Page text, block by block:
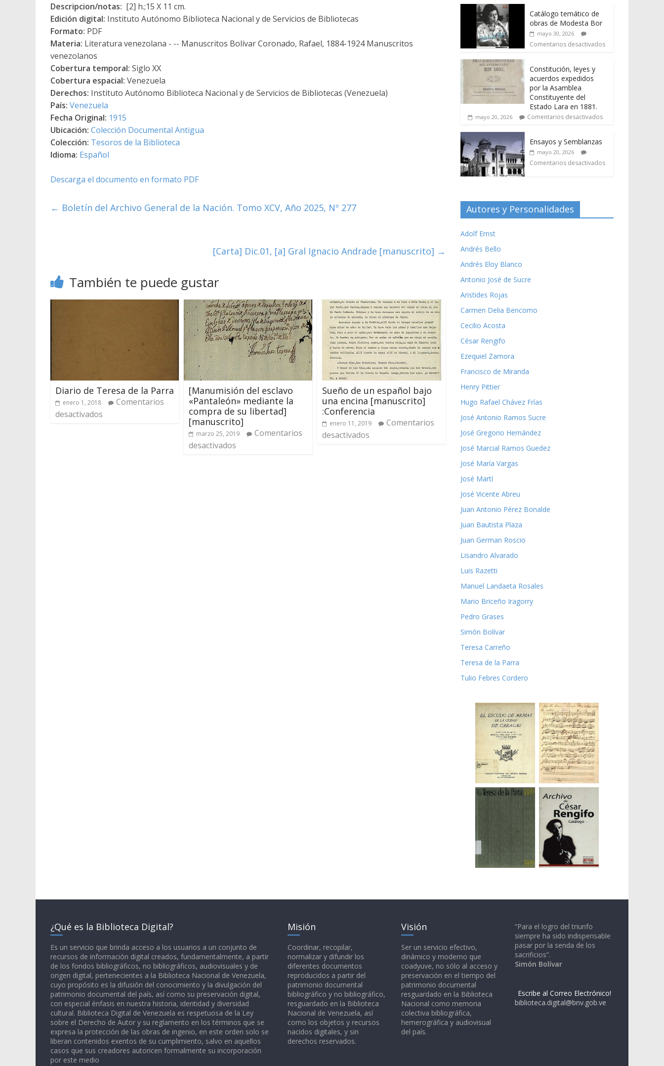
Descripcion/notas: [2] h.;15 X 11 cm.
Edición digital: Instituto Autónomo Biblioteca Nacional y de Servicios de Bibliotecas
Formato: PDF
Materia: Literatura venezolana - -- Manuscritos Bolívar Coronado, Rafael, 1884-1924 Manuscritos
venezolanos
Cobertura temporal: Siglo XX
Cobertura espacial: Venezuela
Derechos: Instituto Autónomo Biblioteca Nacional y de Servicios de Bibliotecas (Venezuela)
País: Venezuela
Fecha Original: 1915
Ubicación: Colección Documental Antigua
Colección: Tesoros de la Biblioteca
Idioma: Español
Descarga el documento en formato PDF
← Boletín del Archivo General de la Nación. Tomo XCV, Año 2025, Nº 277
[Carta] Dic.01, [a] Gral Ignacio Andrade [manuscrito] →
También te puede gustar
Diario de Teresa de la Parra
enero 1, 2018
Comentarios
desactivados
[Manumisión del esclavo
«Pantaleón» mediante la
compra de su libertad]
[manuscrito]
marzo 25, 2019
Comentarios
desactivados
Sueño de un español bajo
una encina [manuscrito]
:Conferencia
enero 11, 2019
Comentarios
desactivados
Catálogo temático de
obras de Modesta Bor
mayo 30, 2026
Comentarios desactivados
Constitución, leyes y
acuerdos expedidos
por la Asamblea
Constituyente del
Estado Lara en 1881.
mayo 20, 2026 Comentarios desactivados
Ensayos y Semblanzas
mayo 20, 2026
Comentarios desactivados
Autores y Personalidades
Adolf Ernst
Andrés Bello
Andrés Eloy Blanco
Antonio José de Sucre
Aristides Rojas
Carmen Delia Bencomo
Cecilio Acosta
César Rengifo
Ezequiel Zamora
Francisco de Miranda
Henry Pittier
Hugo Rafael Chávez Frías
José Antonio Ramos Sucre
José Gregorio Hernández
José Marcial Ramos Guedez
José María Vargas
José Martí
José Vicente Abreu
Juan Antonio Pérez Bonalde
Juan Bautista Plaza
Juan German Roscio
Lisandro Alvarado
Luis Razetti
Manuel Landaeta Rosales
Mario Briceño Iragorry
Pedro Grases
Simón Bolívar
Teresa Carreño
Teresa de la Parra
Tulio Febres Cordero
¿Qué es la Biblioteca Digital?
Es un servicio que brinda acceso a los usuarios a un conjunto de
recursos de información digital creados, fundamentalmente, a partir
de los fondos bibliográficos, no bibliográficos, audiovisuales y de
origen digital, pertenecientes a la Biblioteca Nacional de Venezuela,
cuyo propósito es la difusión del conocimiento y la divulgación del
patrimonio documental del país, así como su preservación digital,
con especial énfasis en nuestra historia, identidad y diversidad
cultural. Biblioteca Digital de Venezuela es respetuosa de la Ley
sobre el Derecho de Autor y su reglamento en los términos que se
expresa la protección de las obras de ingenio, en este orden solo se
liberan contenidos exentos de su cumplimiento, salvo en aquellos
casos que sus creadores autoricen formalmente su incorporación
por este medio
Misión
Coordinar, recopilar,
normalizar y difundir los
diferentes documentos
reproducidos a partir del
patrimonio documental
bibliográfico y no bibliográfico,
resguardado en la Biblioteca
Nacional de Venezuela, así
como los objetos y recursos
nacidos digitales, y sin
derechos reservados.
Visión
Ser un servicio efectivo,
dinámico y moderno que
coadyuve, no sólo al acceso y
preservación en el tiempo del
patrimonio documental
resguardado en la Biblioteca
Nacional como memoria
colectiva bibliográfica,
hemerográfica y audiovisual
del país.
“Para el logro del triunfo
siempre ha sido indispensable
pasar por la senda de los
sacrificios”.
Simón Bolívar
Escribe al Correo Electrónico!
biblioteca.digital@bnv.gob.ve